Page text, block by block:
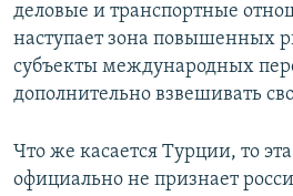
деловые и транспортные
наступает зона повышенных
субъекты международных
дополнительно взвешивать
Что же касается Турции, то
официально не признает